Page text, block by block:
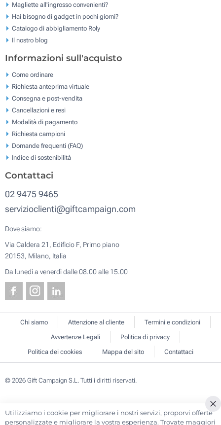
Magliette all'ingrosso convenienti?
Hai bisogno di gadget in pochi giorni?
Catalogo di abbigliamento Roly
Il nostro blog
Informazioni sull'acquisto
Come ordinare
Richiesta anteprima virtuale
Consegna e post-vendita
Cancellazioni e resi
Modalità di pagamento
Richiesta campioni
Domande frequenti (FAQ)
Indice di sostenibilità
Contattaci
02 9475 9465
servizioclienti@giftcampaign.com
Dove siamo:
Via Caldera 21, Edificio F, Primo piano
20153, Milano, Italia
Da lunedì a venerdì dalle 08.00 alle 15.00
Chi siamo Attenzione al cliente
Termini e condizioni
Avvertenze Legali
Politica di privacy
Politica dei cookies
Mappa del sito Contattaci
© 2026 Gift Campaign S.L. Tutti i diritti riservati.
Utilizziamo i cookie per migliorare i nostri servizi, proporvi offerte
personalizzate e migliorare la vostra esperienza. Trovate maggiori